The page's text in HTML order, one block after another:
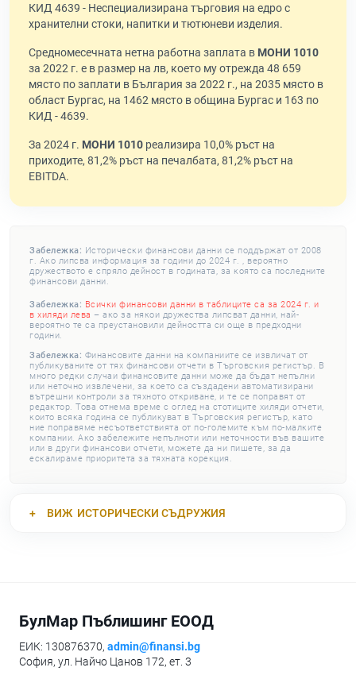
КИД 4639 - Неспециализирана търговия на едро с
хранителни стоки, напитки и тютюневи изделия.
Средномесечната нетна работна заплата в МОНИ 1010
за 2022 г. е в размер на лв, което му отрежда 48 659
място по заплати в България за 2022 г., на 2035 място в
област Бургас, на 1462 място в община Бургас и 163 по
КИД - 4639.
За 2024 г. МОНИ 1010 реализира 10,0% ръст на
приходите, 81,2% ръст на печалбата, 81,2% ръст на
EBITDA.
Забележка: Исторически финансови данни се поддържат от 2008
г. Ако липсва информация за години до 2024 г. , вероятно
дружеството е спряло дейност в годината, за която са последните
финансови данни.
Забележка: Всички финансови данни в таблиците са за 2024 г. и
в хиляди лева – ако за някои дружества липсват данни, най-
вероятно те са преустановили дейността си още в предходни
години.
Забележка: Финансовите данни на компаниите се извличат от
публикуваните от тях финансови отчети в Търговския регистър. В
много редки случаи финансовите данни може да бъдат непълни
или неточно извлечени, за което са създадени автоматизирани
вътрешни контроли за тяхното откриване, и те се поправят от
редактор. Това отнема време с оглед на стотиците хиляди отчети,
които всяка година се публикуват в Търговския регистър, като
ние поправяме несъответствията от по-големите към по-малките
компании. Ако забележите непълноти или неточности във вашите
или в други финансови отчети, можете да ни пишете, за да
ескалираме приоритета за тяхната корекция.
ВИЖ ИСТОРИЧЕСКИ СЪДРУЖИЯ
БулМар Пъблишинг ЕООД
ЕИК: 130876370, admin@finansi.bg
София, ул. Найчо Цанов 172, ет. 3